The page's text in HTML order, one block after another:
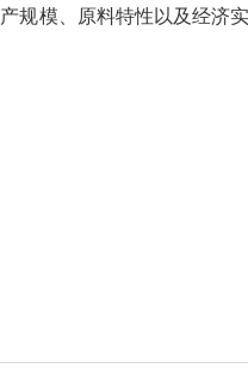
规模、原料特性以及经济